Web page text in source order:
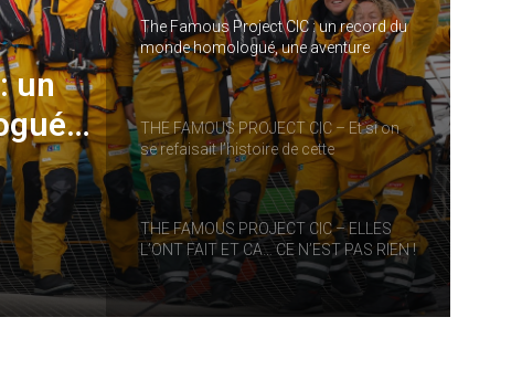
un
The Famous Project CIC : un record du
monde homologué, une aventure
collective soutenue par IDEC SPORT
THE FAMOUS PROJECT CIC – Et si on
se refaisait l’histoire de cette
performance historique !
THE FAMOUS PROJECT CIC – ELLES
L’ONT FAIT ET CA… CE N’EST PAS RIEN !